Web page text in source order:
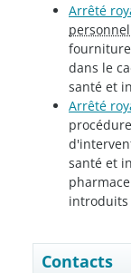
Arrêté
dans le
santé et
Arrêté
santé et
introduits
Contacts